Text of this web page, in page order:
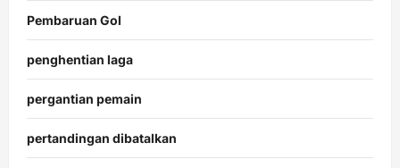
Pembaruan Gol
penghentian laga
pergantian pemain
pertandingan dibatalkan